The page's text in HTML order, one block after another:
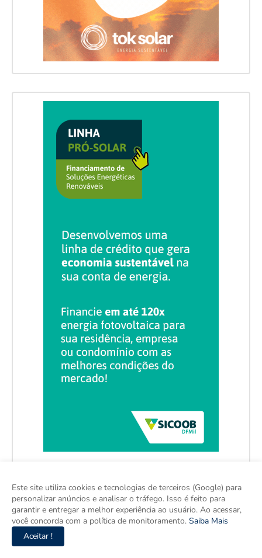
Este site utiliza cookies e tecnologias de terceiros (Google) para
personalizar anúncios e analisar o tráfego. Isso é feito para
garantir e entregar a melhor experiência ao usuário. Ao acessar,
você concorda com a política de monitoramento. Saiba Mais
Aceitar !